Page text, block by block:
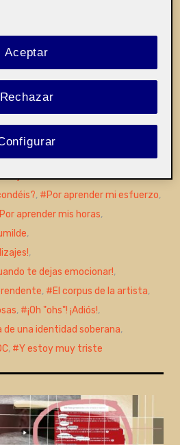
entre cartografía crítica,
,
, Por aprender mi esfuerzo,
Por aprender mis horas,
,
,
te dejas emocionar!,
, El corpus de la artista,
, ¡Oh "ohs"! ¡Adiós!,
una identidad soberana,
, Y estoy muy triste
Rechazar
Aceptar